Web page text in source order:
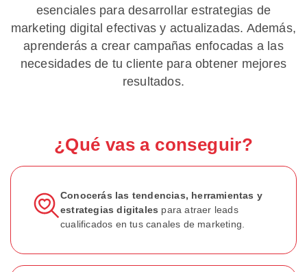
esenciales para desarrollar estrategias de
marketing digital efectivas y actualizadas. Además,
aprenderás a crear campañas enfocadas a las
necesidades de tu cliente para obtener mejores
resultados.
¿Qué vas a conseguir?
Conocerás las tendencias, herramientas y
estrategias digitales para atraer leads
cualificados en tus canales de marketing.